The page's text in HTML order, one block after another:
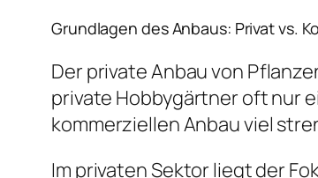
Grundlagen des Anbaus: Privat vs.
Der private Anbau von
private Hobbygärtner oft nur
kommerziellen Anbau viel
Im privaten Sektor liegt der